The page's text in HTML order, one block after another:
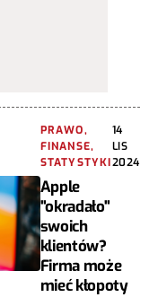
PRAWO,
FINANSE,
STATYSTYKI
14
LIS
2024
Apple
"okradało"
swoich
klientów?
Firma może
mieć kłopoty